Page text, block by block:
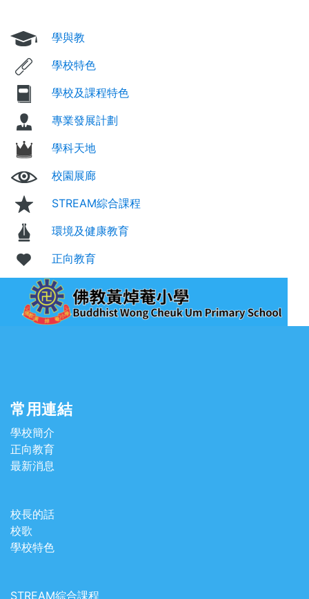
學與教
學校特色
學校及課程特色
專業發展計劃
學科天地
校園展廊
STREAM綜合課程
環境及健康教育
正向教育
常用連結
學校簡介
正向教育
最新消息
校長的話
校歌
學校特色
STREAM綜合課程